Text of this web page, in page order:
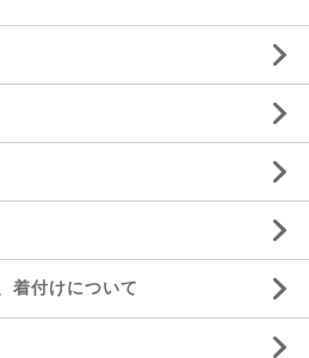
着付けについて